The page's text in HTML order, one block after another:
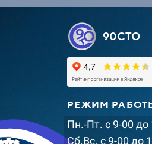
90СТО
РЕЖИМ
Пн.-Пт. с 9-00 до
Сб.Вс. с 9-00 до